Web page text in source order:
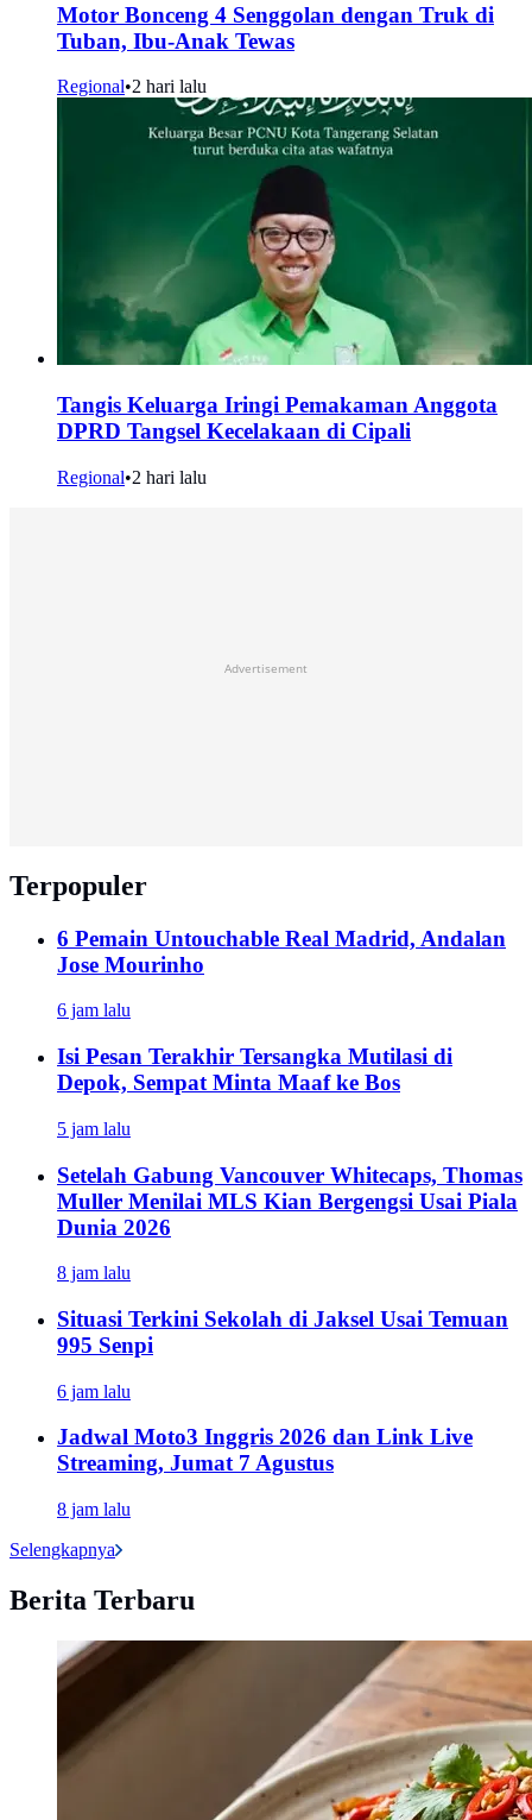
Motor Bonceng 4 Senggolan dengan Truk di
Tuban, Ibu-Anak Tewas
Regional•2 hari lalu
Tangis Keluarga Iringi Pemakaman Anggota
DPRD Tangsel Kecelakaan di Cipali
Regional•2 hari lalu
Advertisement
Terpopuler
6 Pemain Untouchable Real Madrid, Andalan
Jose Mourinho
6 jam lalu
Isi Pesan Terakhir Tersangka Mutilasi di
Depok, Sempat Minta Maaf ke Bos
5 jam lalu
Setelah Gabung Vancouver Whitecaps, Thomas
Muller Menilai MLS Kian Bergengsi Usai Piala
Dunia 2026
8 jam lalu
Situasi Terkini Sekolah di Jaksel Usai Temuan
995 Senpi
6 jam lalu
Jadwal Moto3 Inggris 2026 dan Link Live
Streaming, Jumat 7 Agustus
8 jam lalu
Selengkapnya
Berita Terbaru